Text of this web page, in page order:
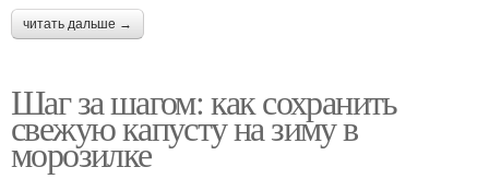
читать дальше →
Шаг за шагом: как сохранить
свежую капусту на зиму в
морозилке